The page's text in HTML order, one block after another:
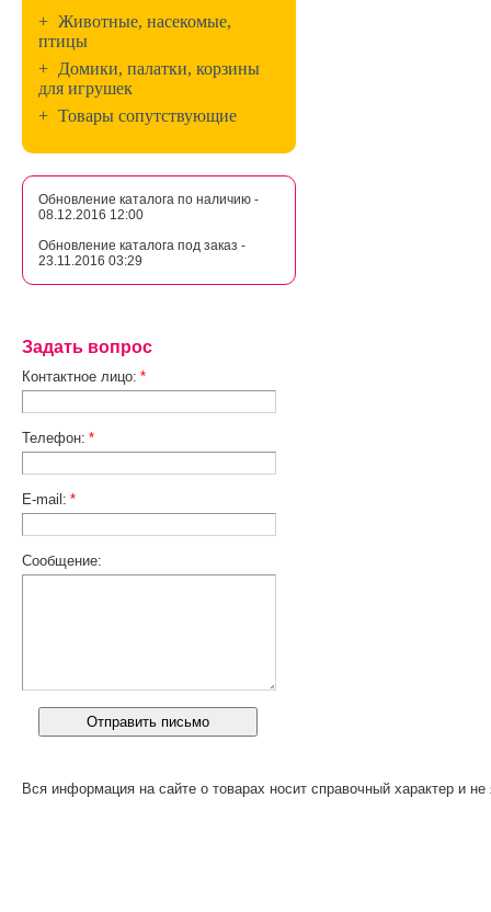
+ Животные, насекомые,
птицы
+ Домики, палатки, корзины
для игрушек
+ Товары сопутствующие
Обновление каталога по наличию -
08.12.2016 12:00
Обновление каталога под заказ -
23.11.2016 03:29
Задать вопрос
Контактное лицо: *
Телефон: *
E-mail: *
Сообщение:
Вся информация на сайте о товарах носит справочный характер и